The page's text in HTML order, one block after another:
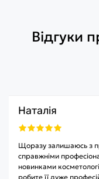
Відгуки
Наталія
Щоразу залишаюсь з
справжніми
новинками
робите її дуже